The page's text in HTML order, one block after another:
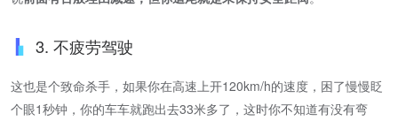
3. 不疲劳驾驶
这也是个致命杀手，如果你在高速上开120km/h的速度，困了慢慢眨
个眼1秒钟，你的车车就跑出去33米多了，这时你不知道有没有弯